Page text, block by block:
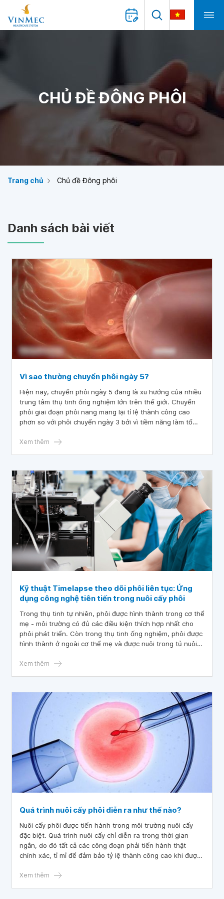
CHỦ ĐỀ ĐÔNG PHÔI
Trang chủ Chủ đề Đông phôi
Danh sách bài viết
Vì sao thường chuyển phôi ngày 5?
Hiện nay, chuyển phôi ngày 5 đang là xu hướng của nhiều
trung tâm thụ tinh ống nghiệm lớn trên thế giới. Chuyển
phôi giai đoạn phôi nang mang lại tỉ lệ thành công cao
phơn so với phôi chuyển ngày 3 bởi vì tiềm năng làm tổ
Xem thêm
Kỹ thuật Timelapse theo dõi phôi liên tục: Ứng
dụng công nghệ tiên tiến trong nuôi cấy phôi
Trong thụ tinh tự nhiên, phôi được hình thành trong cơ thể
mẹ - môi trường có đủ các điều kiện thích hợp nhất cho
phôi phát triển. Còn trong thụ tinh ống nghiệm, phôi được
hình thành ở ngoài cơ thể mẹ và được nuôi trong tủ nuôi
giống với cơ thể mẹ nhất sẽ giúp tạo thuận lợi cho sự phát
Xem thêm
Quá trình nuôi cấy phôi diễn ra như thế nào?
Nuôi cấy phôi được tiến hành trong môi trường nuôi cấy
đặc biệt. Quá trình nuôi cấy chỉ diễn ra trong thời gian
ngắn, do đó tất cả các công đoạn phải tiến hành thật
chính xác, tỉ mỉ để đảm bảo tỷ lệ thành công cao khi được
Xem thêm